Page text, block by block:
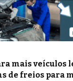
mais veículos
de freios para